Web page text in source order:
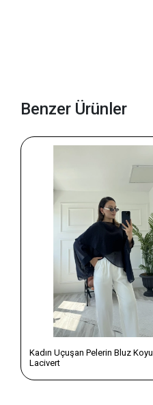
Benzer Ürünler
Kadın Uçuşan Pelerin Bluz Koyu
Lacivert